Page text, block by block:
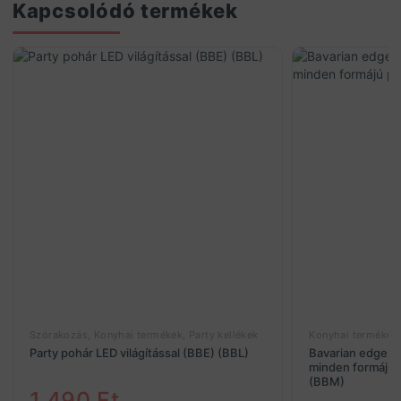
Kapcsolódó termékek
Party pohár LED világítással (BBE) (BBL)
Bavarian edge
minden formájú
(BBM)